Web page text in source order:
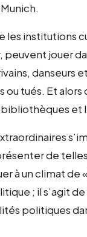
les institutions
jouer
danseurs
tués. Et
et
de
à un climat de
; il s’agit
politiques